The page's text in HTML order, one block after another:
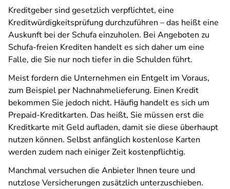
Kreditgeber sind gesetzlich verpflichtet, eine
Kreditwürdigkeitsprüfung durchzuführen – das heißt eine
Auskunft bei der Schufa einzuholen. Bei Angeboten zu
Schufa-freien Krediten handelt es sich daher um eine
Falle, die Sie nur noch tiefer in die Schulden führt.
Meist fordern die Unternehmen ein Entgelt im Voraus,
zum Beispiel per Nachnahmelieferung. Einen Kredit
bekommen Sie jedoch nicht. Häufig handelt es sich um
Prepaid-Kreditkarten. Das heißt, Sie müssen erst die
Kreditkarte mit Geld aufladen, damit sie diese überhaupt
nutzen können. Selbst anfänglich kostenlose Karten
werden zudem nach einiger Zeit kostenpflichtig.
Manchmal versuchen die Anbieter Ihnen teure und
nutzlose Versicherungen zusätzlich unterzuschieben.